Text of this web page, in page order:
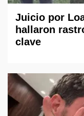
Juicio por
hallaron
clave